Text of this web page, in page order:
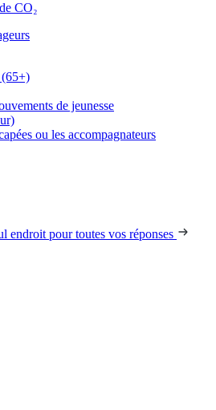
CO₂
(65+)
de jeunesse
ou les accompagnateurs
endroit pour toutes vos réponses